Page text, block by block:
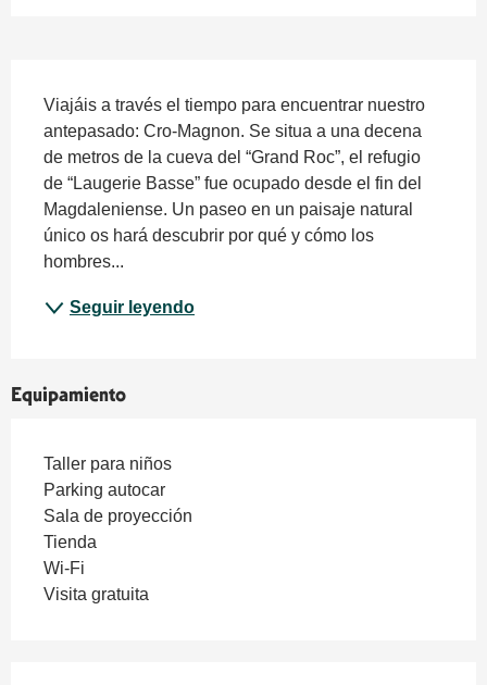
Viajáis a través el tiempo para encuentrar nuestro
antepasado: Cro-Magnon. Se situa a una decena
de metros de la cueva del “Grand Roc”, el refugio
de “Laugerie Basse” fue ocupado desde el fin del
Magdaleniense. Un paseo en un paisaje natural
único os hará descubrir por qué y cómo los
hombres...
Seguir leyendo
Equipamiento
Taller para niños
Parking autocar
Sala de proyección
Tienda
Wi-Fi
Visita gratuita